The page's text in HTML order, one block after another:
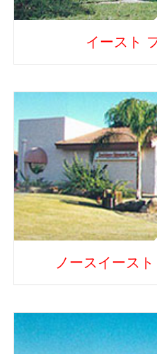
イースト
ノースイース